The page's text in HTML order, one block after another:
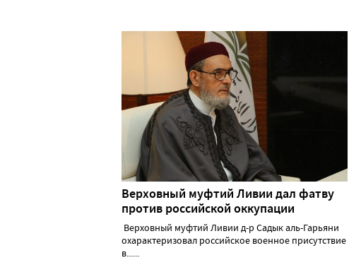
Верховный муфтий Ливии дал фатву
против российской оккупации
Верховный муфтий Ливии д-р Садык аль-Гарьяни
охарактеризовал российское военное присутствие
в......